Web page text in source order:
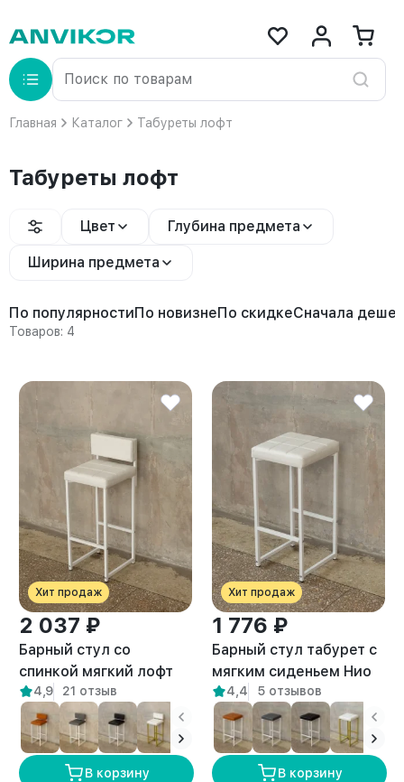
Главная Каталог Табуреты лофт
Табуреты лофт
Цвет Глубина предмета
Ширина предмета
По популярностиПо новизнеПо скидкеСначала
Товаров: 4
Хит продаж
2 037 ₽
Барный стул со
спинкой мягкий лофт
Тоба белый/белый
4,9 21 отзыв
В корзину
Хит продаж
1 776 ₽
Барный стул табурет с
мягким сиденьем Нио
белый/белый
4,4 5 отзывов
В корзину